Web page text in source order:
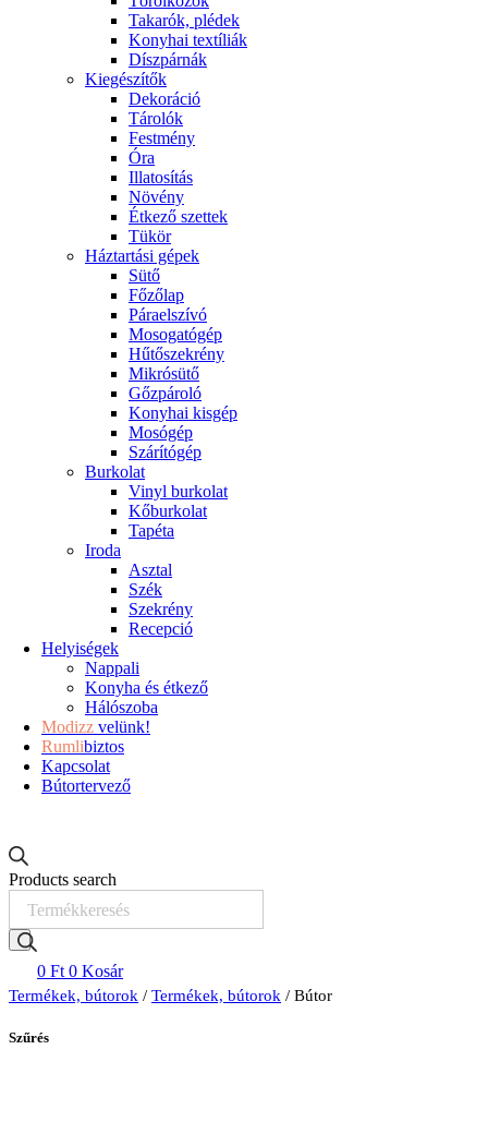
Takarók, plédek
Konyhai textíliák
Díszpárnák
Kiegészítők
Dekoráció
Tárolók
Festmény
Óra
Illatosítás
Növény
Étkező szettek
Tükör
Háztartási gépek
Sütő
Főzőlap
Páraelszívó
Mosogatógép
Hűtőszekrény
Mikrósütő
Gőzpároló
Konyhai kisgép
Mosógép
Szárítógép
Burkolat
Vinyl burkolat
Kőburkolat
Tapéta
Iroda
Asztal
Szék
Szekrény
Recepció
Helyiségek
Nappali
Konyha és étkező
Hálószoba
Modizz velünk!
Rumlibiztos
Kapcsolat
Bútortervező
Products search
0 Ft 0 Kosár
Termékek, bútorok / Termékek, bútorok / Bútor
Szűrés